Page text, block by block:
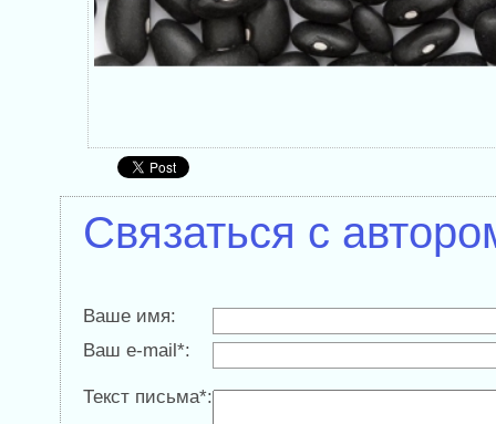
Связаться с
Ваше имя:
Ваш e-mail*:
Текст письма*: